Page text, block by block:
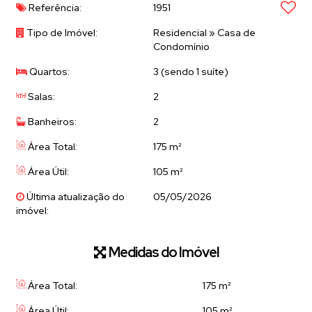
Referência:
1951
Tipo de Imóvel:
Residencial » Casa de
Condomínio
Quartos:
3 (sendo 1 suíte)
Salas:
2
Banheiros:
2
Área Total:
175 m²
Área Útil:
105 m²
Última atualização do
imóvel:
05/05/2026
Medidas do Imóvel
Área Total:
175 m²